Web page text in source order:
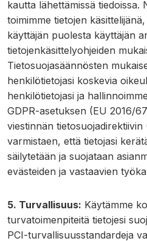
kautta lähettämissä tiedoissa.
toimimme tietojen
käyttäjän puolesta käyttäjän
tietojenkäsittelyohjeiden
Tietosuojasäännösten
henkilötietojasi koskevia
henkilötietojasi ja
GDPR-asetuksen (EU 2016/
viestinnän
varmistaen, että tietojasi
säilytetään ja suojataan
evästeiden ja vastaavien
5. Turvallisuus: Käytämme
turvatoimenpiteitä tietojesi
PCI-turvallisuusstandardeja